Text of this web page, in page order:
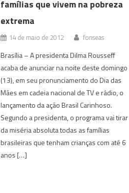
famílias que vivem na pobreza
extrema
14 de maio de 2012 fonseas
Brasília – A presidenta Dilma Rousseff
acaba de anunciar na noite deste domingo
(13), em seu pronunciamento do Dia das
Mães em cadeia nacional de TV e rádio, o
lançamento da ação Brasil Carinhoso.
Segundo a presidenta, o programa vai tirar
da miséria absoluta todas as famílias
brasileiras que tenham crianças com até 6
anos […]